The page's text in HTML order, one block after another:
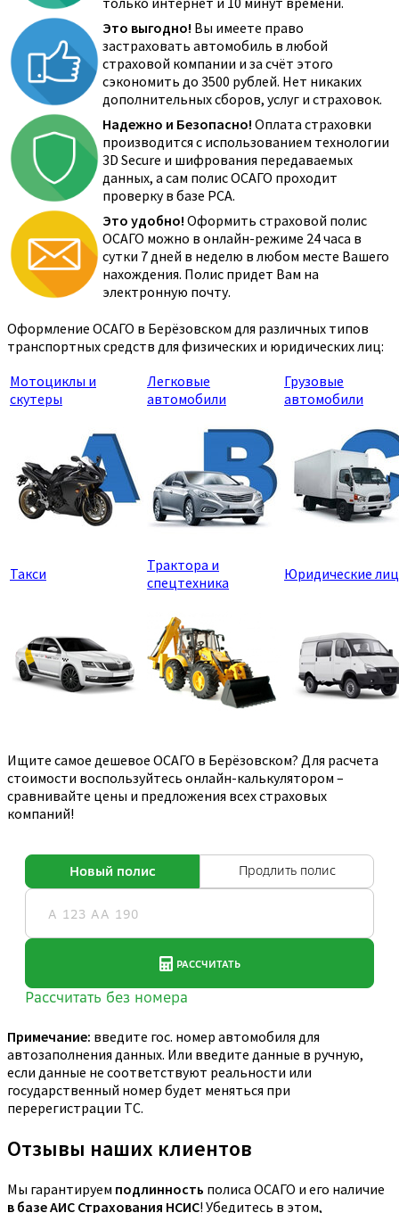
Это выгодно! Вы имеете право
застраховать автомобиль в любой
страховой компании и за счёт этого
сэкономить до 3500 рублей. Нет никаких
дополнительных сборов, услуг и страховок.
Надежно и Безопасно! Оплата страховки
производится с использованием технологии
3D Secure и шифрования передаваемых
данных, а сам полис ОСАГО проходит
проверку в базе РСА.
Это удобно! Оформить страховой полис
ОСАГО можно в онлайн-режиме 24 часа в
сутки 7 дней в неделю в любом месте Вашего
нахождения. Полис придет Вам на
электронную почту.
Оформление ОСАГО в Берёзовском для различных типов
транспортных средств для физических и юридических лиц:
Мотоциклы и
скутеры
Легковые
автомобили
Грузовые
автомобили
Такси
Трактора и
спецтехника
Юридические
Ищите самое дешевое ОСАГО в Берёзовском? Для расчета
стоимости воспользуйтесь онлайн-калькулятором –
сравнивайте цены и предложения всех страховых
компаний!
Примечание: введите гос. номер автомобиля для
автозаполнения данных. Или введите данные в ручную,
если данные не соответствуют реальности или
государственный номер будет меняться при
перерегистрации ТС.
Отзывы наших клиентов
Мы гарантируем подлинность полиса ОСАГО и его наличие
в базе АИС Страхования НСИС! Убедитесь в этом,